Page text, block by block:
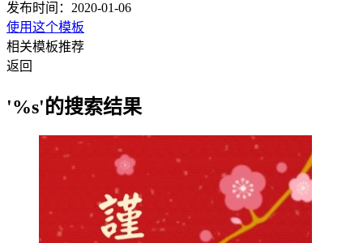
发布时间：2020-01-06
使用这个模板
相关模板推荐
返回
'%s'的搜索结果